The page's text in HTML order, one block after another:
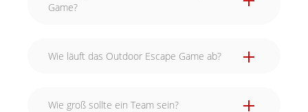
Game?
Wie läuft das Outdoor Escape Game ab?
Wie groß sollte ein Team sein?